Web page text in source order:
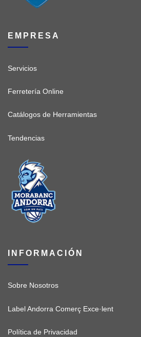
EMPRESA
Servicios
Ferretería Online
Catálogos de Herramientas
Tendencias
INFORMACIÓN
Sobre Nosotros
Label Andorra Comerç Exce·lent
Política de Privacidad